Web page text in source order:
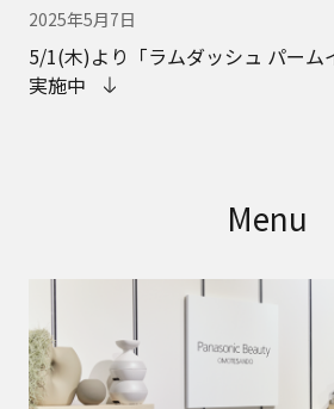
2025年5月7日
5/1(木)より「ラムダッシュ パーム
実施中
Menu